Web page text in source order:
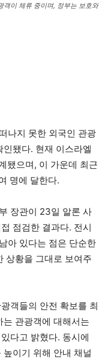
이 체류 중이며, 정부는 보호와
나지 못한 외국인 관광
됐다. 현재 이스라엘
됐으며, 이 가운데 최근
명에 달한다.
장관이 23일 알론 사
점검한 결과다. 전시
아 있다는 점은 단순한
상황을 그대로 보여주
객들의 안전 확보를 최
관광객에 대해서는
다고 밝혔다. 동시에
이기 위해 안내 채널